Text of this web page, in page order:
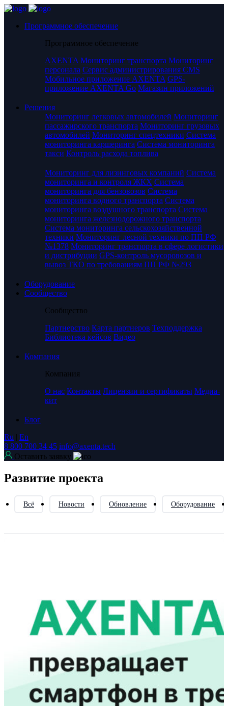
Программное обеспечение
Программное обеспечение
AXENTA Мониторинг транспорта Мониторинг
персонала Сервис администрирования CMS
Мобильное приложение AXENTA GPS-
приложение AXENTA Go Магазин приложений
Решения
Мониторинг легковых автомобилей Мониторинг
пассажирского транспорта Мониторинг грузовых
автомобилей Мониторинг спецтехники Система
мониторинга каршеринга Система мониторинга
такси Контроль расхода топлива
Мониторинг для лизинговых компаний Система
мониторинга и контроля ЖКХ Система
мониторинга для бензовозов Система
мониторинга водного транспорта Система
мониторинга воздушного транспорта Система
мониторинга железнодорожного транспорта
Система мониторинга сельскохозяйственной
техники Мониторинг лесной техники по ПП РФ
№1378 Мониторинг транспорта в сфере логистики
и дистрибуции GPS-контроль мусоровозов и
вывоз ТКО по требованиям ПП РФ №293
Оборудование
Сообщество
Сообщество
Партнерство Карта партнеров Техподдержка
Библиотека кейсов Видео
Компания
Компания
О нас Контакты Лицензии и сертификаты Медиа-
кит
Блог
Ru | En
8 800 700 34 45 info@axenta.tech
Оставить заявку
Развитие проекта
Всё Новости Обновление Оборудование